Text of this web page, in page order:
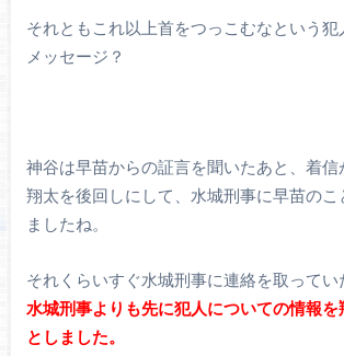
それともこれ以上首をつっこむなという
メッセージ？
神谷は早苗からの証言を聞いたあと、着信
翔太を後回しにして、水城刑事に早苗のこ
ましたね。
それくらいすぐ水城刑事に連絡を取ってい
水城刑事よりも先に犯人についての情報を
としました。